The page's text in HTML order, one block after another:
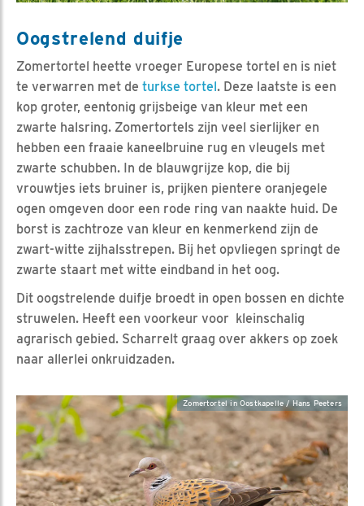
Oogstrelend duifje
Zomertortel heette vroeger Europese tortel en is niet
te verwarren met de turkse tortel. Deze laatste is een
kop groter, eentonig grijsbeige van kleur met een
zwarte halsring. Zomertortels zijn veel sierlijker en
hebben een fraaie kaneelbruine rug en vleugels met
zwarte schubben. In de blauwgrijze kop, die bij
vrouwtjes iets bruiner is, prijken pientere oranjegele
ogen omgeven door een rode ring van naakte huid. De
borst is zachtroze van kleur en kenmerkend zijn de
zwart-witte zijhalsstrepen. Bij het opvliegen springt de
zwarte staart met witte eindband in het oog.
Dit oogstrelende duifje broedt in open bossen en dichte
struwelen. Heeft een voorkeur voor kleinschalig
agrarisch gebied. Scharrelt graag over akkers op zoek
naar allerlei onkruidzaden.
Zomertortel in Oostkapelle / Hans Peeters